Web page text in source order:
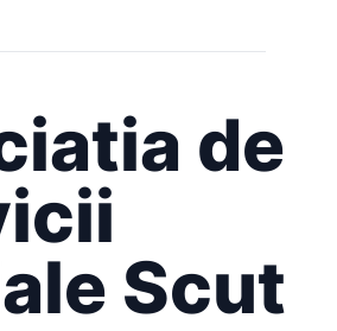
de
Scut